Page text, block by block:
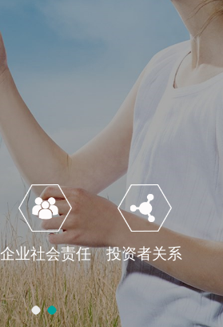
企业社会责任 投资者关系